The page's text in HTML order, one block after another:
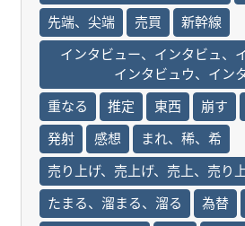
先端、尖端 売買
新幹線
インタビュー、インタビュ、
インタビュウ、イン
重なる
推定 東西 崩す
発射
感想
まれ、稀、希
売り上げ、売上げ、売上、売り
たまる、溜まる、溜る
為替